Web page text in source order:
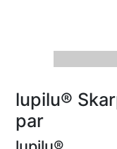
lupilu®
par